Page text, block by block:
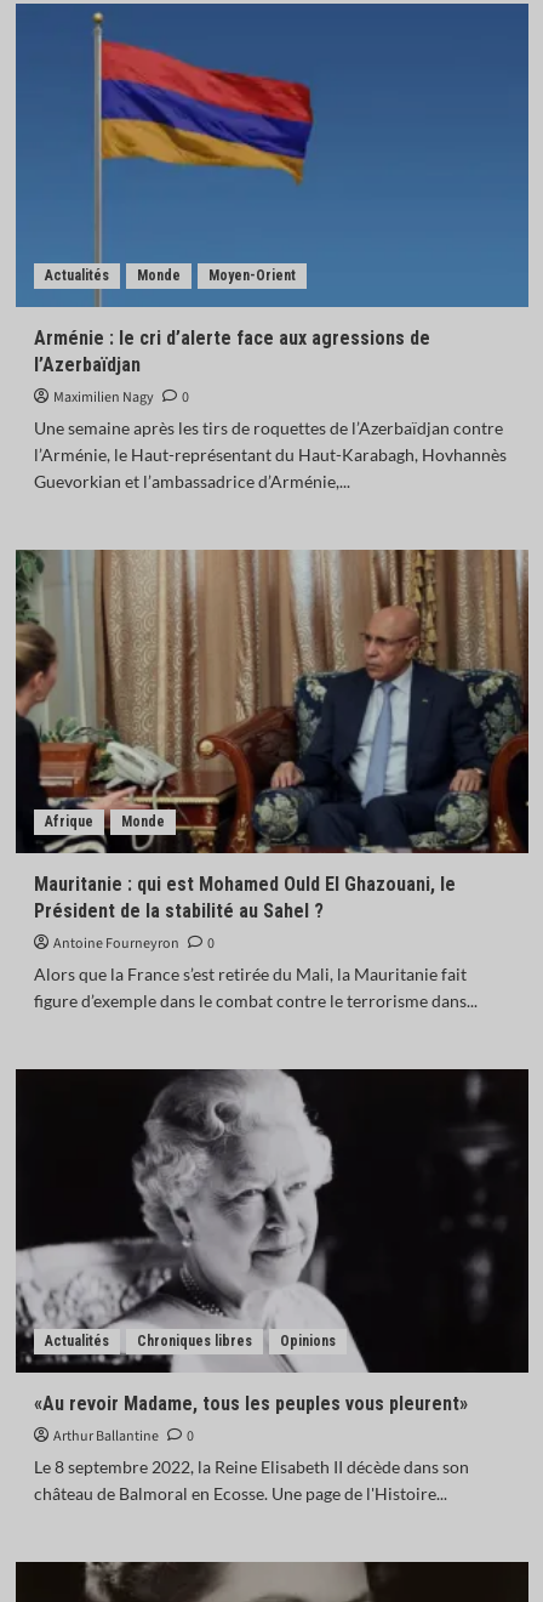
Actualités Monde Moyen-Orient
Arménie : le cri d’alerte face aux agressions de
l’Azerbaïdjan
Maximilien Nagy
0
Une semaine après les tirs de roquettes de l’Azerbaïdjan contre
l’Arménie, le Haut-représentant du Haut-Karabagh, Hovhannès
Guevorkian et l’ambassadrice d’Arménie,...
Afrique Monde
Mauritanie : qui est Mohamed Ould El Ghazouani, le
Président de la stabilité au Sahel ?
Antoine Fourneyron
0
Alors que la France s’est retirée du Mali, la Mauritanie fait
figure d’exemple dans le combat contre le terrorisme dans...
Actualités Chroniques libres Opinions
«Au revoir Madame, tous les peuples vous pleurent»
Arthur Ballantine
0
Le 8 septembre 2022, la Reine Elisabeth II décède dans son
château de Balmoral en Ecosse. Une page de l'Histoire...